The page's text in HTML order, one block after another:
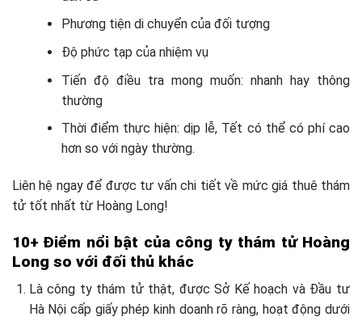
Phương tiện di chuyển của đối tượng
Độ phức tạp của nhiệm vụ
Tiến độ điều tra mong muốn: nhanh hay thông
thường
Thời điểm thực hiện: dịp lễ, Tết có thể có phí cao
hơn so với ngày thường.
Liên hệ ngay để được tư vấn chi tiết về mức giá thuê thám
tử tốt nhất từ Hoàng Long!
10+ Điểm nổi bật của công ty thám tử Hoàng
Long so với đối thủ khác
Là công ty thám tử thật, được Sở Kế hoạch và Đầu tư
Hà Nội cấp giấy phép kinh doanh rõ ràng, hoạt động dưới